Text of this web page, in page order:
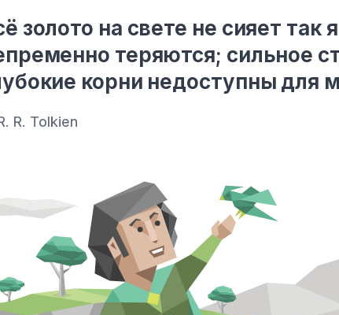
золото на свете не сияет так
теряются; сильное
корни недоступны для
R. Tolkien